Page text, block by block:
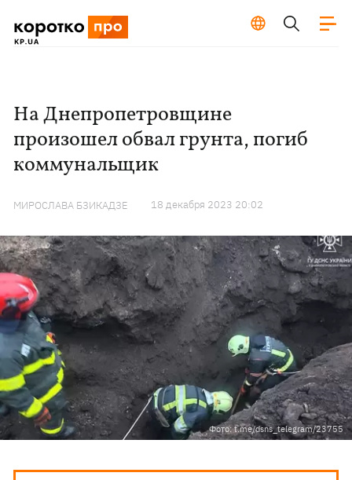
На Днепропетровщине
произошел обвал грунта, погиб
коммунальщик
МИРОСЛАВА БЗИКАДЗЕ 18 декабря 2023 20:02
Фото: t.me/dsns_telegram/23755